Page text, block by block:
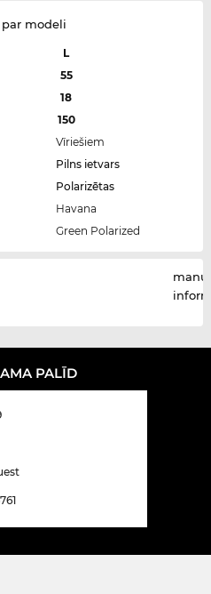
par modeli
L
55
18
150
Vīriešiem
Pilns ietvars
Polarizētas
Havana
Green Polarized
PALĪD